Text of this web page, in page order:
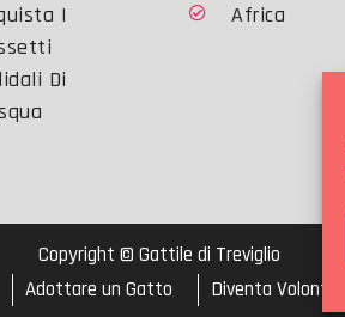
I
Di
Africa
Copyright © Gattile di Treviglio
Adottare un Gatto Diventa Volontario